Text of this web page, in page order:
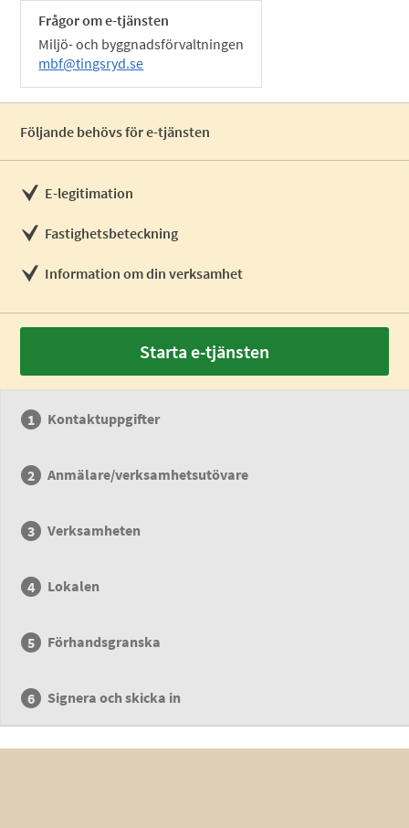
Frågor om e-tjänsten
Miljö- och byggnadsförvaltningen
mbf@tingsryd.se
Följande behövs för e-tjänsten
E-legitimation
Fastighetsbeteckning
Information om din verksamhet
Starta e-tjänsten
Kontaktuppgifter
Anmälare/verksamhetsutövare
Verksamheten
Lokalen
Förhandsgranska
Signera och skicka in